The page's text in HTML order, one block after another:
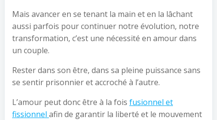
Mais avancer en se tenant la main et en la lâchant
aussi parfois pour continuer notre évolution, notre
transformation, c’est une nécessité en amour dans
un couple.
Rester dans son être, dans sa pleine puissance sans
se sentir prisonnier et accroché à l’autre.
L’amour peut donc être à la fois fusionnel et
fissionnel afin de garantir la liberté et le mouvement